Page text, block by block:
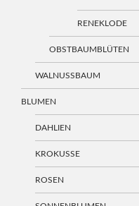
RENEKLODE
OBSTBAUMBLÜTEN
WALNUSSBAUM
BLUMEN
DAHLIEN
KROKUSSE
ROSEN